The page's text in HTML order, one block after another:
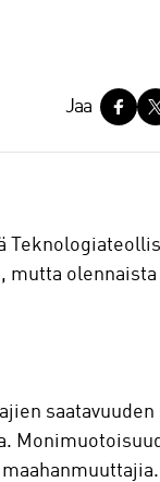
Jaa
mutta olennaista
saatavuuden